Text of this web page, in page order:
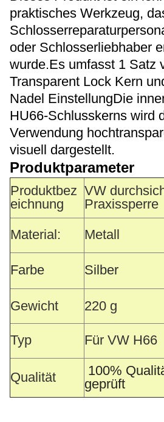
praktisches Werkzeug,
oder Schlosserliebhaber
wurde.Es umfasst 1 Satz
Transparent Lock Kern
Nadel EinstellungDie
HU66-Schlusskerns wird
Verwendung
visuell dargestellt.
Produktparameter
Produktbez
eichnung
VW
Praxissperre
Material:
Metall
Farbe Silber
Gewicht 220 g
Typ Für VW H66
Qualität
100%
geprüft